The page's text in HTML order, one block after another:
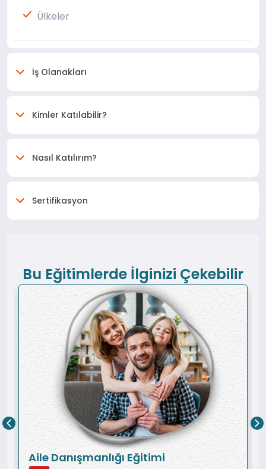
Ülkeler
İş Olanakları
Kimler Katılabilir?
Nasıl Katılırım?
Sertifikasyon
Bu Eğitimlerde İlginizi Çekebilir
Aile Danışmanlığı Eğitimi